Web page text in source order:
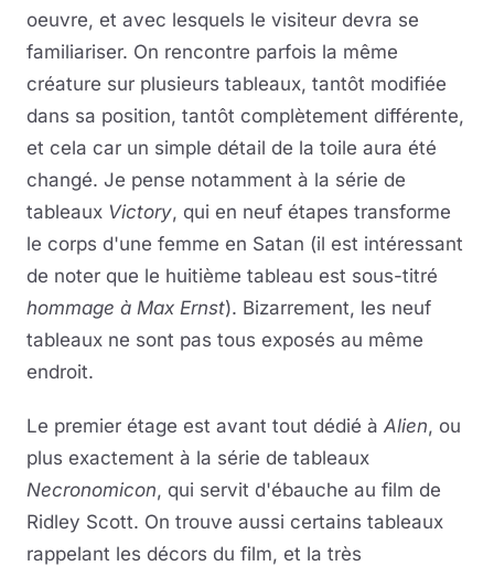
oeuvre, et avec lesquels le visiteur devra se
familiariser. On rencontre parfois la même
créature sur plusieurs tableaux, tantôt modifiée
dans sa position, tantôt complètement différente,
et cela car un simple détail de la toile aura été
changé. Je pense notamment à la série de
tableaux Victory, qui en neuf étapes transforme
le corps d'une femme en Satan (il est intéressant
de noter que le huitième tableau est sous-titré
hommage à Max Ernst). Bizarrement, les neuf
tableaux ne sont pas tous exposés au même
endroit.
Le premier étage est avant tout dédié à Alien, ou
plus exactement à la série de tableaux
Necronomicon, qui servit d'ébauche au film de
Ridley Scott. On trouve aussi certains tableaux
rappelant les décors du film, et la très